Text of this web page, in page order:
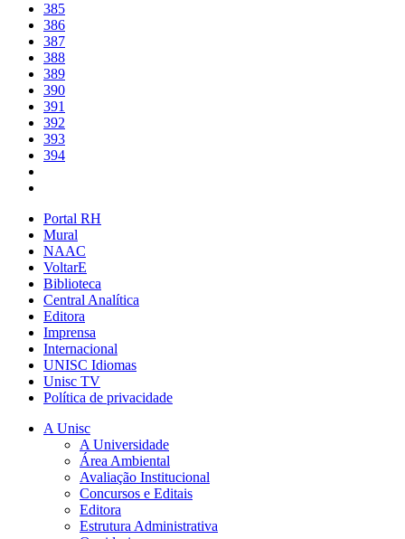
385
386
387
388
389
390
391
392
393
394
Portal RH
Mural
NAAC
VoltarE
Biblioteca
Central Analítica
Editora
Imprensa
Internacional
UNISC Idiomas
Unisc TV
Política de privacidade
A Unisc
A Universidade
Área Ambiental
Avaliação Institucional
Concursos e Editais
Editora
Estrutura Administrativa